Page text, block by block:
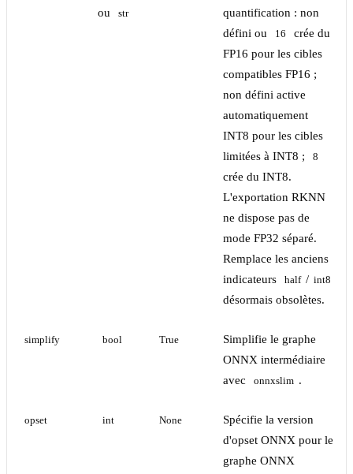
ou str
quantification : non
défini ou
16
crée du
FP16 pour les cibles
compatibles FP16 ;
non défini active
automatiquement
INT8 pour les cibles
limitées à INT8 ;
8
crée du INT8.
L'exportation RKNN
ne dispose pas de
mode FP32 séparé.
Remplace les anciens
indicateurs
half / int8
désormais obsolètes.
simplify bool True
Simplifie le graphe
ONNX intermédiaire
avec
onnxslim .
opset int None
Spécifie la version
d'opset ONNX pour le
graphe ONNX